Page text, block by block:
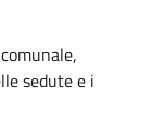
sedute e i